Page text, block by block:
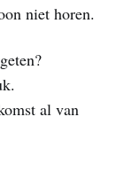
niet horen.
al van